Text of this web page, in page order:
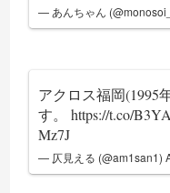
— あんちゃん
アクロス福岡(1995
す。https://t.co/
Mz7J
— 仄見える (@am1san1)